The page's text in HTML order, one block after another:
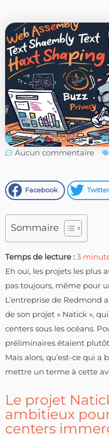
Publié le 25/06/2024
Aucun commentaire
Facebook Twitter
Sommaire
Temps de lecture : 3
Eh oui, les projets les plus
pas toujours, même pour
L’entreprise de Redmond
de son projet « Natick »,
centers sous les océans.
préliminaires étaient
Mais alors, qu’est-ce qui a
mettre un terme à cette
Le projet
ambitieux
centers